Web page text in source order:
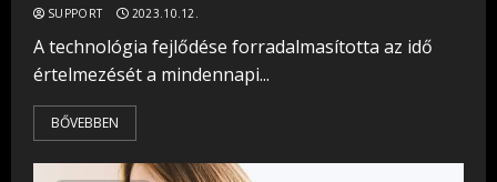
SUPPORT 2023.10.12.
A technológia fejlődése forradalmasította az idő
értelmezését a mindennapi...
BŐVEBBEN